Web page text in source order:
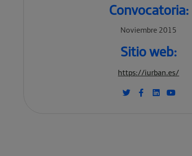
Convocatoria:
Noviembre 2015
Sitio web:
https://iurban.es/